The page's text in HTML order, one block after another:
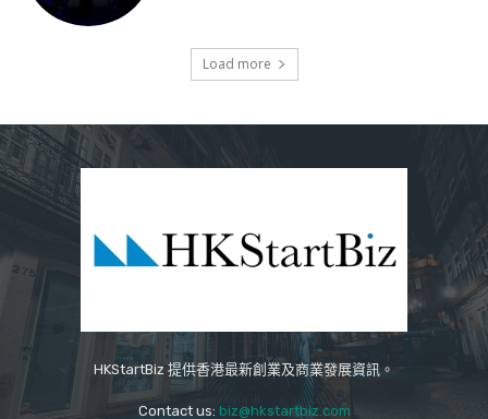
Load more
HKStartBiz 提供香港最新創業及商業發展資訊。
Contact us: biz@hkstartbiz.com